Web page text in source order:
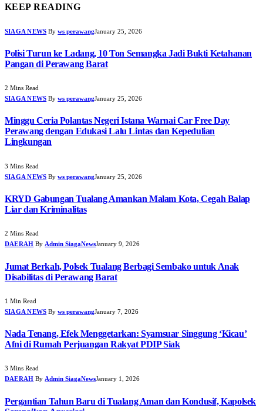
KEEP READING
SIAGA NEWS By ws perawangJanuary 25, 2026
Polisi Turun ke Ladang, 10 Ton Semangka Jadi Bukti Ketahanan
Pangan di Perawang Barat
2 Mins Read
SIAGA NEWS By ws perawangJanuary 25, 2026
Minggu Ceria Polantas Negeri Istana Warnai Car Free Day
Perawang dengan Edukasi Lalu Lintas dan Kepedulian
Lingkungan
3 Mins Read
SIAGA NEWS By ws perawangJanuary 25, 2026
KRYD Gabungan Tualang Amankan Malam Kota, Cegah Balap
Liar dan Kriminalitas
2 Mins Read
DAERAH By Admin SiagaNewsJanuary 9, 2026
Jumat Berkah, Polsek Tualang Berbagi Sembako untuk Anak
Disabilitas di Perawang Barat
1 Min Read
SIAGA NEWS By ws perawangJanuary 7, 2026
Nada Tenang, Efek Menggetarkan: Syamsuar Singgung ‘Kicau’
Afni di Rumah Perjuangan Rakyat PDIP Siak
3 Mins Read
DAERAH By Admin SiagaNewsJanuary 1, 2026
Pergantian Tahun Baru di Tualang Aman dan Kondusif, Kapolsek